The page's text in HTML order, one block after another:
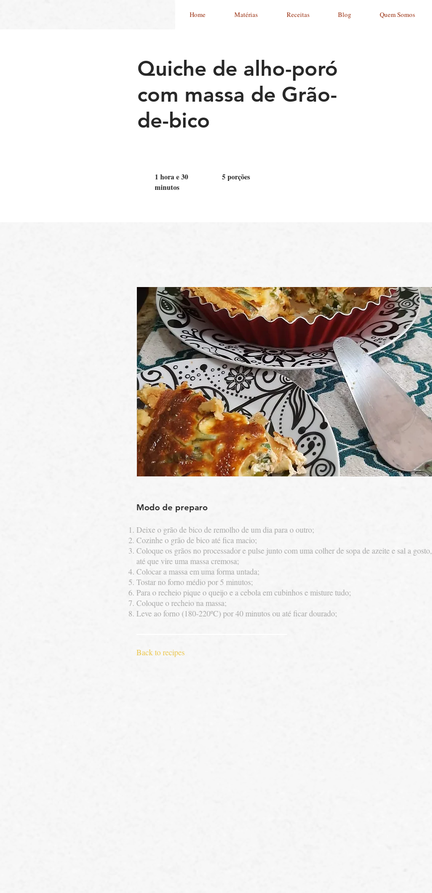
Home Matérias Receitas Blog Quem Somos
Quiche de alho-poró
com massa de Grão-
de-bico
1 hora e 30
minutos
5 porções
Modo de preparo
Deixe o grão de bico de remolho de um dia para o outro;
Cozinhe o grão de bico até fica macio;
Coloque os grãos no processador e pulse junto com uma colher de sopa de azeite e sal a gosto,
até que vire uma massa cremosa;
Colocar a massa em uma forma untada;
Tostar no forno médio por 5 minutos;
Para o recheio pique o queijo e a cebola em cubinhos e misture tudo;
Coloque o recheio na massa;
Leve ao forno (180-220ºC) por 40 minutos ou até ficar dourado;
Back to recipes